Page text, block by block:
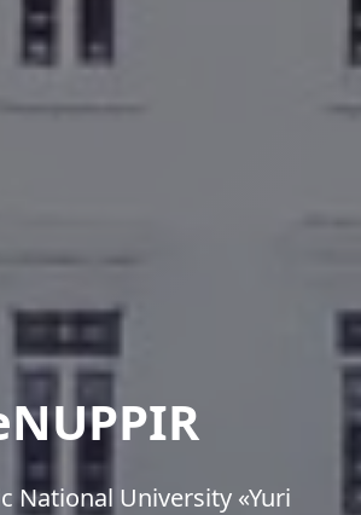
National University «Yuri